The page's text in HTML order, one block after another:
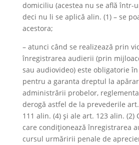
domiciliu (acestea nu se află într-
deci nu li se aplică alin. (1) – se
acestora;
– atunci când se realizează prin
înregistrarea audierii (prin
sau audiovideo) este obligatorie
pentru a garanta dreptul la
administrării probelor,
derogă astfel de la prevederile
111 alin. (4) și ale art. 123 alin. (2)
care condiționează înregistrarea
cursul urmăririi penale de